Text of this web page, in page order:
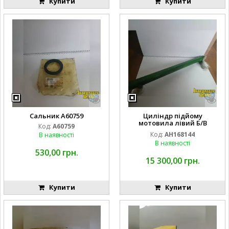
Cальник A60759
Код: A60759
В наявності
530,00 грн.
Купити
Циліндр підйому
мотовила лівий Б/В
AH168144 AHC17702 John
Deere
Код: AH168144
В наявності
15 300,00 грн.
Купити